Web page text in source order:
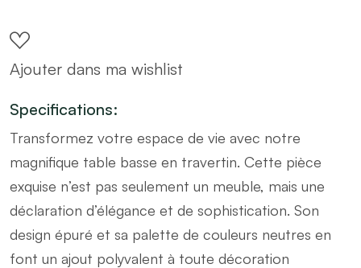
bois
effet
120
x
60
x
h40cm
quantity
Ajouter dans ma wishlist
Specifications:
Transformez votre espace de vie avec notre
magnifique table basse en travertin. Cette pièce
exquise n’est pas seulement un meuble, mais une
déclaration d’élégance et de sophistication. Son
design épuré et sa palette de couleurs neutres en
font un ajout polyvalent à toute décoration